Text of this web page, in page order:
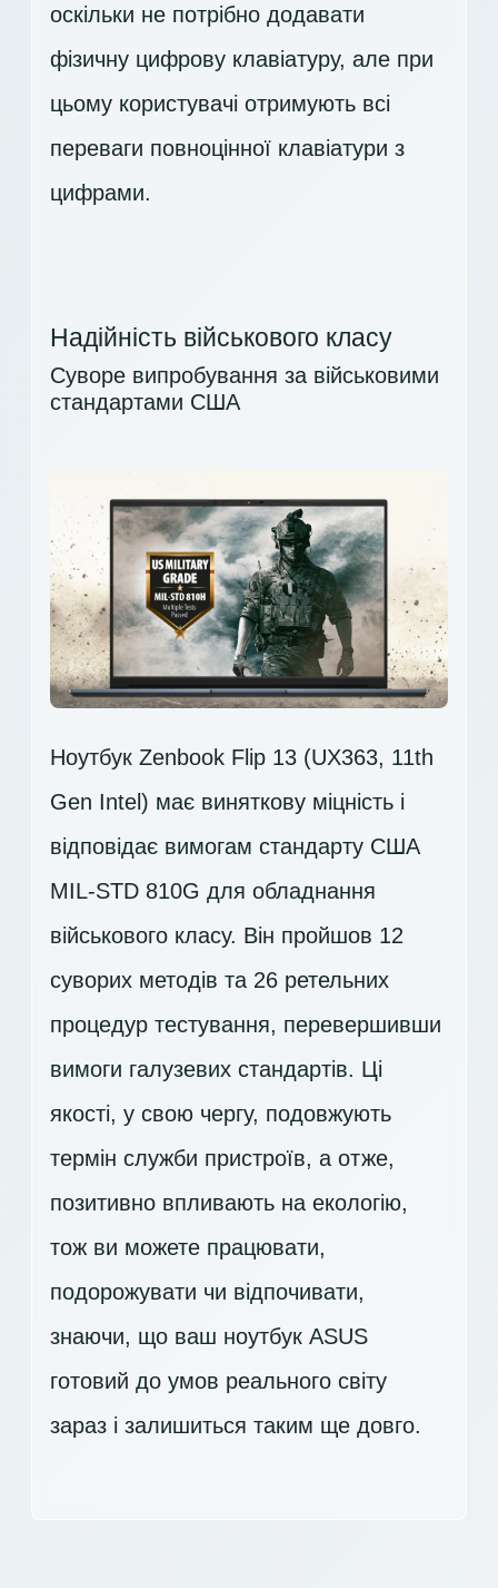
оскільки не потрібно додавати
фізичну цифрову клавіатуру, але при
цьому користувачі отримують всі
переваги повноцінної клавіатури з
цифрами.
Надійність військового класу
Суворе випробування за військовими
стандартами США
Ноутбук Zenbook Flip 13 (UX363, 11th
Gen Intel) має виняткову міцність і
відповідає вимогам стандарту США
MIL-STD 810G для обладнання
військового класу. Він пройшов 12
суворих методів та 26 ретельних
процедур тестування, перевершивши
вимоги галузевих стандартів. Ці
якості, у свою чергу, подовжують
термін служби пристроїв, а отже,
позитивно впливають на екологію,
тож ви можете працювати,
подорожувати чи відпочивати,
знаючи, що ваш ноутбук ASUS
готовий до умов реального світу
зараз і залишиться таким ще довго.